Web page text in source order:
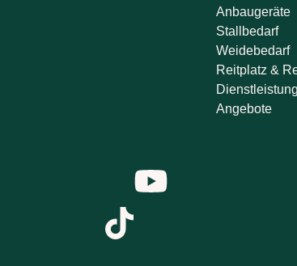
Anbaugeräte
Stallbedarf
Weidebedarf
Reitplatz &
Angebote